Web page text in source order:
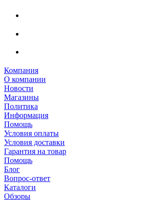
Компания
О компании
Новости
Магазины
Политика
Информация
Помощь
Условия оплаты
Условия доставки
Гарантия на товар
Помощь
Блог
Вопрос-ответ
Каталоги
Обзоры